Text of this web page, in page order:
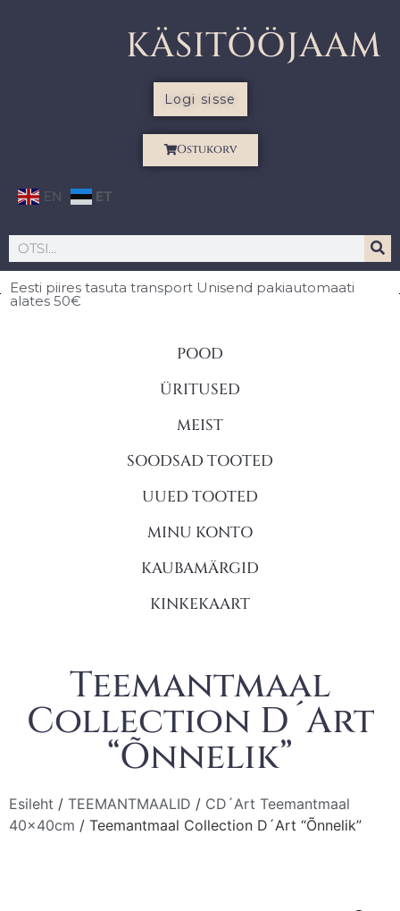
KÄSITÖÖJAAM
Logi sisse
Ostukorv
EN ET
Eesti piires tasuta transport Unisend pakiautomaati
alates 50€
POOD
ÜRITUSED
MEIST
SOODSAD TOOTED
UUED TOOTED
MINU KONTO
KAUBAMÄRGID
KINKEKAART
Teemantmaal
Collection D´Art
“Õnnelik”
Esileht / TEEMANTMAALID / CD´Art Teemantmaal
40x40cm / Teemantmaal Collection D´Art “Õnnelik”